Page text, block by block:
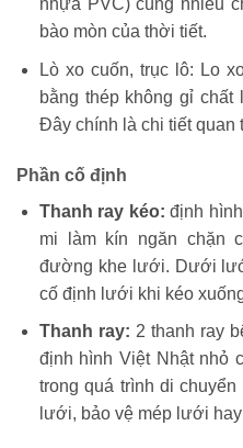
nhựa PVC) cùng nhiều
bào mòn của thời tiết.
Lò xo cuốn, trục lô: Lo
bằng thép không gỉ
Đây chính là chi tiết quan
Phần cố định
Thanh ray kéo: định
mi làm kín ngăn chặn
đường khe lưới. Dưới
cố định lưới khi kéo
Thanh ray: 2 thanh ray
định hình Việt Nhật nhỏ
trong quá trình di
lưới, bảo vệ mép lưới